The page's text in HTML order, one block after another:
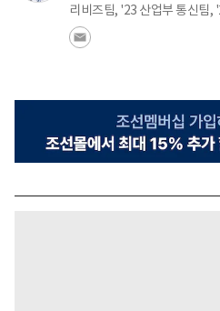
리비즈팀, '23 산업부 통신팀,